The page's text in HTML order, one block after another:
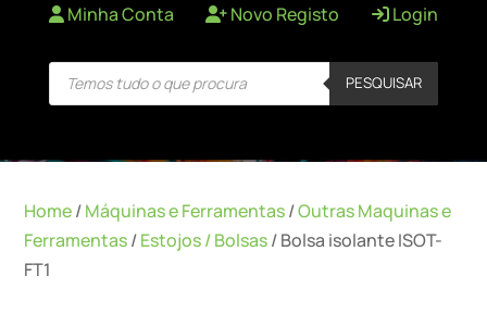
Minha Conta Novo Registo Login
Products
search PESQUISAR
Home/Máquinas e Ferramentas/Outras Maquinas e
Ferramentas/Estojos / Bolsas/ Bolsa isolante ISOT-
FT1